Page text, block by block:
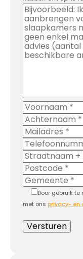
Door gebruik
met ons privacy- en